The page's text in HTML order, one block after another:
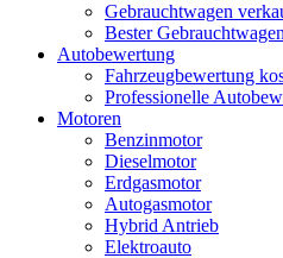
Gebrauchtwagen
Bester
Autobewertung
Fahrzeugbewertung
Professionelle
Motoren
Benzinmotor
Dieselmotor
Erdgasmotor
Autogasmotor
Hybrid Antrieb
Elektroauto